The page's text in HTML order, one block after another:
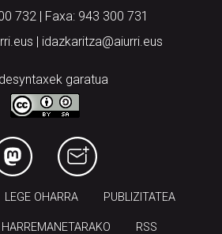
732 | Faxa: 943 300 731
| idazkaritza@aiurri.eus
garatua
LEGE OHARRA PUBLIZITATEA
HARREMANETARAKO RSS